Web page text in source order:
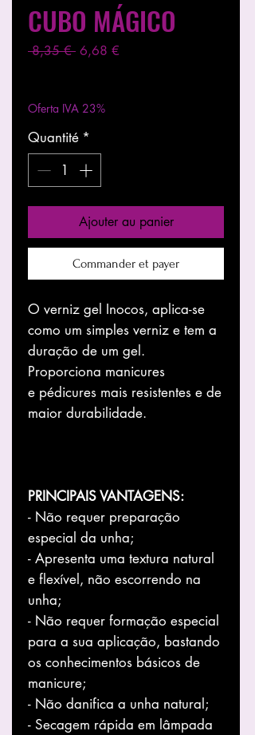
CUBO MÁGICO
8,35 € Prix
6,68 €
Oferta IVA 23%
Quantité *
Ajouter au panier
Commander et payer
O verniz gel Inocos, aplica-se
como um simples verniz e tem a
duração de um gel.
Proporciona manicures
e pédicures mais resistentes e de
maior durabilidade.
PRINCIPAIS VANTAGENS:
- Não requer preparação
especial da unha;
- Apresenta uma textura natural
e flexível, não escorrendo na
unha;
- Não requer formação especial
para a sua aplicação, bastando
os conhecimentos básicos de
manicure;
- Não danifica a unha natural;
- Secagem rápida em lâmpada